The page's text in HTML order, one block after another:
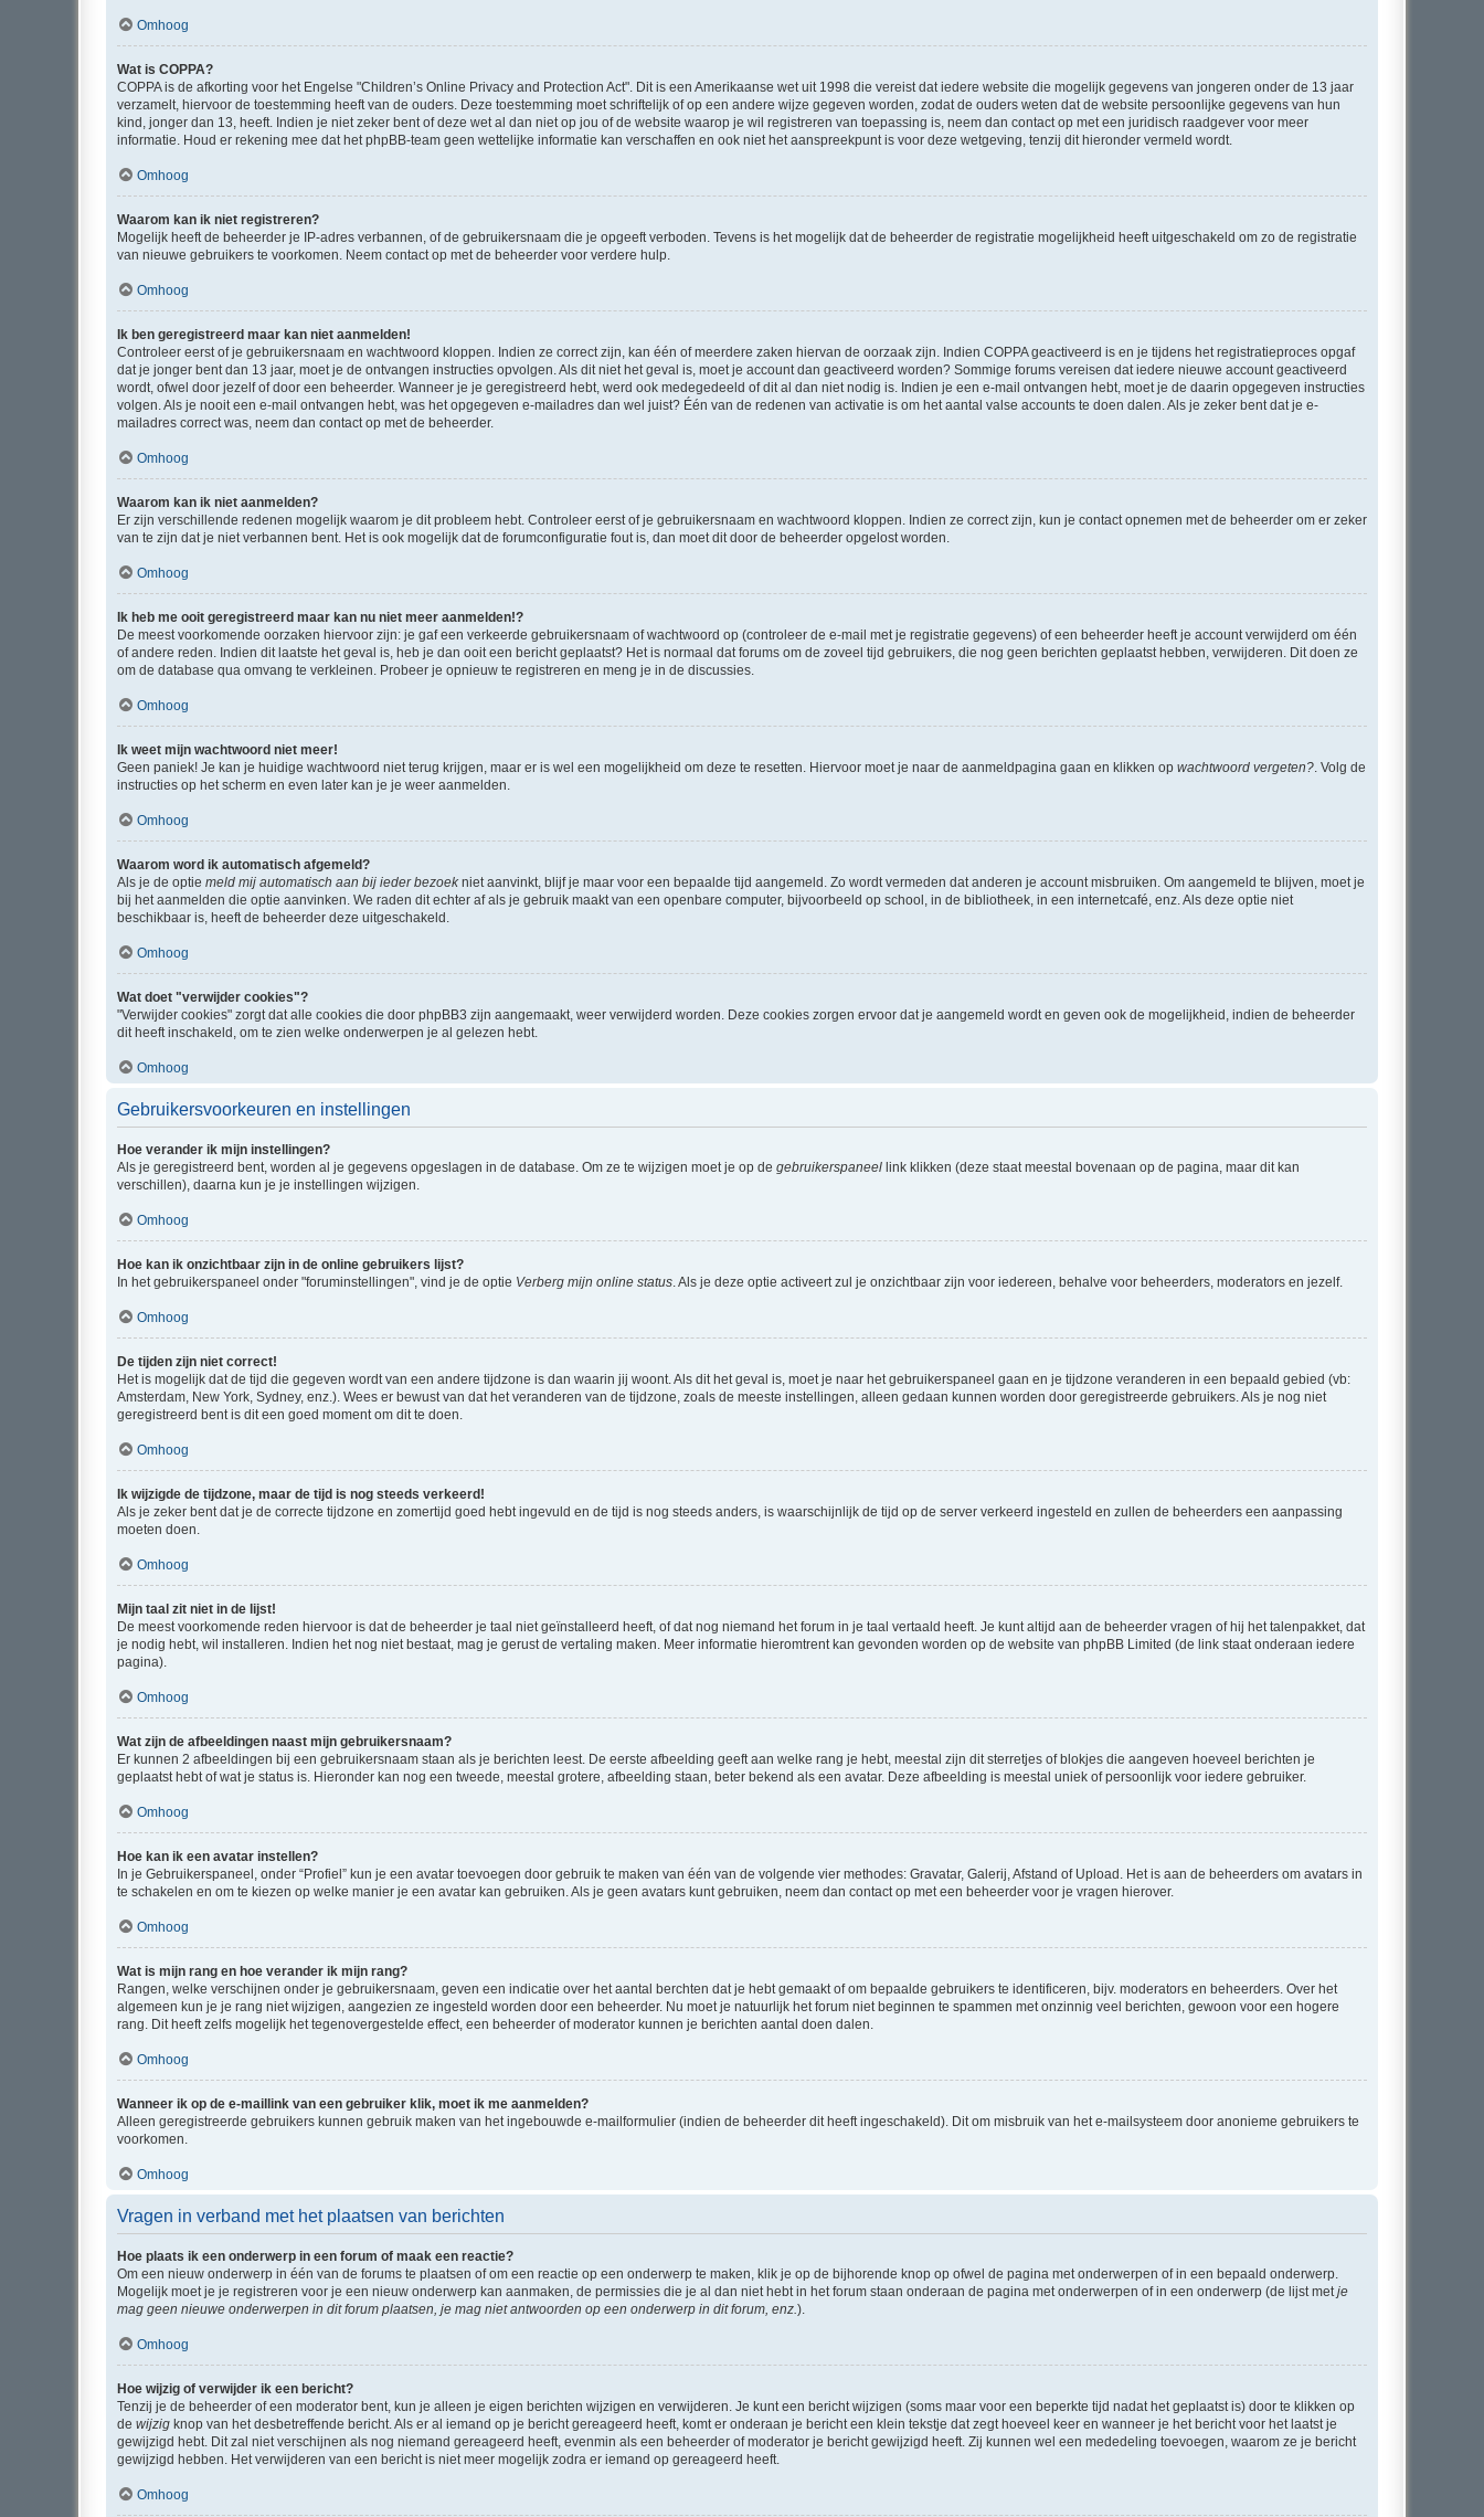
Omhoog
Wat is COPPA?
COPPA is de afkorting voor het Engelse "Children’s Online Privacy and Protection Act". Dit is een Amerikaanse wet uit 1998 die vereist dat iedere website die mogelijk gegevens van jongeren onder de 13 jaar
verzamelt, hiervoor de toestemming heeft van de ouders. Deze toestemming moet schriftelijk of op een andere wijze gegeven worden, zodat de ouders weten dat de website persoonlijke gegevens van hun
kind, jonger dan 13, heeft. Indien je niet zeker bent of deze wet al dan niet op jou of de website waarop je wil registreren van toepassing is, neem dan contact op met een juridisch raadgever voor meer
informatie. Houd er rekening mee dat het phpBB-team geen wettelijke informatie kan verschaffen en ook niet het aanspreekpunt is voor deze wetgeving, tenzij dit hieronder vermeld wordt.
Omhoog
Waarom kan ik niet registreren?
Mogelijk heeft de beheerder je IP-adres verbannen, of de gebruikersnaam die je opgeeft verboden. Tevens is het mogelijk dat de beheerder de registratie mogelijkheid heeft uitgeschakeld om zo de registratie
van nieuwe gebruikers te voorkomen. Neem contact op met de beheerder voor verdere hulp.
Omhoog
Ik ben geregistreerd maar kan niet aanmelden!
Controleer eerst of je gebruikersnaam en wachtwoord kloppen. Indien ze correct zijn, kan één of meerdere zaken hiervan de oorzaak zijn. Indien COPPA geactiveerd is en je tijdens het registratieproces opgaf
dat je jonger bent dan 13 jaar, moet je de ontvangen instructies opvolgen. Als dit niet het geval is, moet je account dan geactiveerd worden? Sommige forums vereisen dat iedere nieuwe account geactiveerd
wordt, ofwel door jezelf of door een beheerder. Wanneer je je geregistreerd hebt, werd ook medegedeeld of dit al dan niet nodig is. Indien je een e-mail ontvangen hebt, moet je de daarin opgegeven instructies
volgen. Als je nooit een e-mail ontvangen hebt, was het opgegeven e-mailadres dan wel juist? Één van de redenen van activatie is om het aantal valse accounts te doen dalen. Als je zeker bent dat je e-
mailadres correct was, neem dan contact op met de beheerder.
Omhoog
Waarom kan ik niet aanmelden?
Er zijn verschillende redenen mogelijk waarom je dit probleem hebt. Controleer eerst of je gebruikersnaam en wachtwoord kloppen. Indien ze correct zijn, kun je contact opnemen met de beheerder om er zeker
van te zijn dat je niet verbannen bent. Het is ook mogelijk dat de forumconfiguratie fout is, dan moet dit door de beheerder opgelost worden.
Omhoog
Ik heb me ooit geregistreerd maar kan nu niet meer aanmelden!?
De meest voorkomende oorzaken hiervoor zijn: je gaf een verkeerde gebruikersnaam of wachtwoord op (controleer de e-mail met je registratie gegevens) of een beheerder heeft je account verwijderd om één
of andere reden. Indien dit laatste het geval is, heb je dan ooit een bericht geplaatst? Het is normaal dat forums om de zoveel tijd gebruikers, die nog geen berichten geplaatst hebben, verwijderen. Dit doen ze
om de database qua omvang te verkleinen. Probeer je opnieuw te registreren en meng je in de discussies.
Omhoog
Ik weet mijn wachtwoord niet meer!
Geen paniek! Je kan je huidige wachtwoord niet terug krijgen, maar er is wel een mogelijkheid om deze te resetten. Hiervoor moet je naar de aanmeldpagina gaan en klikken op wachtwoord vergeten?. Volg de
instructies op het scherm en even later kan je je weer aanmelden.
Omhoog
Waarom word ik automatisch afgemeld?
Als je de optie meld mij automatisch aan bij ieder bezoekniet aanvinkt, blijf je maar voor een bepaalde tijd aangemeld. Zo wordt vermeden dat anderen je account misbruiken. Om aangemeld te blijven, moet je
bij het aanmelden die optie aanvinken. We raden dit echter af als je gebruik maakt van een openbare computer, bijvoorbeeld op school, in de bibliotheek, in een internetcafé, enz. Als deze optie niet
beschikbaar is, heeft de beheerder deze uitgeschakeld.
Omhoog
Wat doet "verwijder cookies"?
"Verwijder cookies" zorgt dat alle cookies die door phpBB3 zijn aangemaakt, weer verwijderd worden. Deze cookies zorgen ervoor dat je aangemeld wordt en geven ook de mogelijkheid, indien de beheerder
dit heeft inschakeld, om te zien welke onderwerpen je al gelezen hebt.
Omhoog
Gebruikersvoorkeuren en instellingen
Hoe verander ik mijn instellingen?
Als je geregistreerd bent, worden al je gegevens opgeslagen in de database. Om ze te wijzigen moet je op de gebruikerspaneel link klikken (deze staat meestal bovenaan op de pagina, maar dit kan
verschillen), daarna kun je je instellingen wijzigen.
Omhoog
Hoe kan ik onzichtbaar zijn in de online gebruikers lijst?
In het gebruikerspaneel onder "foruminstellingen", vind je de optie Verberg mijn online status. Als je deze optie activeert zul je onzichtbaar zijn voor iedereen, behalve voor beheerders, moderators en jezelf.
Omhoog
De tijden zijn niet correct!
Het is mogelijk dat de tijd die gegeven wordt van een andere tijdzone is dan waarin jij woont. Als dit het geval is, moet je naar het gebruikerspaneel gaan en je tijdzone veranderen in een bepaald gebied (vb:
Amsterdam, New York, Sydney, enz.). Wees er bewust van dat het veranderen van de tijdzone, zoals de meeste instellingen, alleen gedaan kunnen worden door geregistreerde gebruikers. Als je nog niet
geregistreerd bent is dit een goed moment om dit te doen.
Omhoog
Ik wijzigde de tijdzone, maar de tijd is nog steeds verkeerd!
Als je zeker bent dat je de correcte tijdzone en zomertijd goed hebt ingevuld en de tijd is nog steeds anders, is waarschijnlijk de tijd op de server verkeerd ingesteld en zullen de beheerders een aanpassing
moeten doen.
Omhoog
Mijn taal zit niet in de lijst!
De meest voorkomende reden hiervoor is dat de beheerder je taal niet geïnstalleerd heeft, of dat nog niemand het forum in je taal vertaald heeft. Je kunt altijd aan de beheerder vragen of hij het talenpakket, dat
je nodig hebt, wil installeren. Indien het nog niet bestaat, mag je gerust de vertaling maken. Meer informatie hieromtrent kan gevonden worden op de website van phpBB Limited (de link staat onderaan iedere
pagina).
Omhoog
Wat zijn de afbeeldingen naast mijn gebruikersnaam?
Er kunnen 2 afbeeldingen bij een gebruikersnaam staan als je berichten leest. De eerste afbeelding geeft aan welke rang je hebt, meestal zijn dit sterretjes of blokjes die aangeven hoeveel berichten je
geplaatst hebt of wat je status is. Hieronder kan nog een tweede, meestal grotere, afbeelding staan, beter bekend als een avatar. Deze afbeelding is meestal uniek of persoonlijk voor iedere gebruiker.
Omhoog
Hoe kan ik een avatar instellen?
In je Gebruikerspaneel, onder “Profiel” kun je een avatar toevoegen door gebruik te maken van één van de volgende vier methodes: Gravatar, Galerij, Afstand of Upload. Het is aan de beheerders om avatars in
te schakelen en om te kiezen op welke manier je een avatar kan gebruiken. Als je geen avatars kunt gebruiken, neem dan contact op met een beheerder voor je vragen hierover.
Omhoog
Wat is mijn rang en hoe verander ik mijn rang?
Rangen, welke verschijnen onder je gebruikersnaam, geven een indicatie over het aantal berchten dat je hebt gemaakt of om bepaalde gebruikers te identificeren, bijv. moderators en beheerders. Over het
algemeen kun je je rang niet wijzigen, aangezien ze ingesteld worden door een beheerder. Nu moet je natuurlijk het forum niet beginnen te spammen met onzinnig veel berichten, gewoon voor een hogere
rang. Dit heeft zelfs mogelijk het tegenovergestelde effect, een beheerder of moderator kunnen je berichten aantal doen dalen.
Omhoog
Wanneer ik op de e-maillink van een gebruiker klik, moet ik me aanmelden?
Alleen geregistreerde gebruikers kunnen gebruik maken van het ingebouwde e-mailformulier (indien de beheerder dit heeft ingeschakeld). Dit om misbruik van het e-mailsysteem door anonieme gebruikers te
voorkomen.
Omhoog
Vragen in verband met het plaatsen van berichten
Hoe plaats ik een onderwerp in een forum of maak een reactie?
Om een nieuw onderwerp in één van de forums te plaatsen of om een reactie op een onderwerp te maken, klik je op de bijhorende knop op ofwel de pagina met onderwerpen of in een bepaald onderwerp.
Mogelijk moet je je registreren voor je een nieuw onderwerp kan aanmaken, de permissies die je al dan niet hebt in het forum staan onderaan de pagina met onderwerpen of in een onderwerp (de lijst metje
mag geen nieuwe onderwerpen in dit forum plaatsen, je mag niet antwoorden op een onderwerp in dit forum, enz.).
Omhoog
Hoe wijzig of verwijder ik een bericht?
Tenzij je de beheerder of een moderator bent, kun je alleen je eigen berichten wijzigen en verwijderen. Je kunt een bericht wijzigen (soms maar voor een beperkte tijd nadat het geplaatst is) door te klikken op
de wijzig knop van het desbetreffende bericht. Als er al iemand op je bericht gereageerd heeft, komt er onderaan je bericht een klein tekstje dat zegt hoeveel keer en wanneer je het bericht voor het laatst je
gewijzigd hebt. Dit zal niet verschijnen als nog niemand gereageerd heeft, evenmin als een beheerder of moderator je bericht gewijzigd heeft. Zij kunnen wel een mededeling toevoegen, waarom ze je bericht
gewijzigd hebben. Het verwijderen van een bericht is niet meer mogelijk zodra er iemand op gereageerd heeft.
Omhoog